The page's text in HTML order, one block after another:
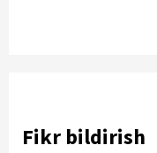
Fikr bildirish